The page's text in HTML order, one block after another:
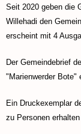
Seit 2020 geben die
Willehadi den
erscheint mit 4
Der Gemeindebrief
"Marienwerder Bote"
Ein Druckexemplar
zu Personen